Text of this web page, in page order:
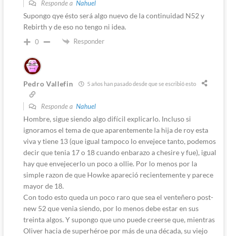
Responde a Nahuel
Supongo qye ésto será algo nuevo de la continuidad N52 y
Rebirth y de eso no tengo ni idea.
0 Responder
Pedro Vallefin 5 años han pasado desde que se escribió esto
Responde a Nahuel
Hombre, sigue siendo algo difícil explicarlo. Incluso si
ignoramos el tema de que aparentemente la hija de roy esta
viva y tiene 13 (que igual tampoco lo envejece tanto, podemos
decir que tenia 17 o 18 cuando enbarazo a chesire y fue), igual
hay que envejecerlo un poco a ollie. Por lo menos por la
simple razon de que Howke apareció recientemente y parece
mayor de 18.
Con todo esto queda un poco raro que sea el venteñero post-
new 52 que venia siendo, por lo menos debe estar en sus
treinta algos. Y supongo que uno puede creerse que, mientras
Oliver hacia de superhéroe por más de una década, su viejo